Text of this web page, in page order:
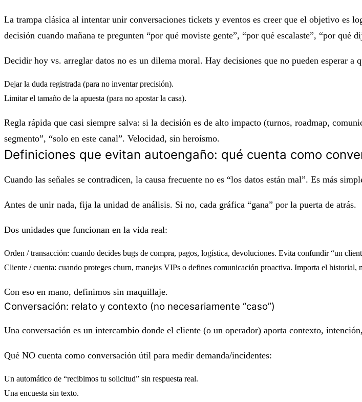
La trampa clásica al intentar unir conversaciones tickets y eventos es creer que el objetivo es
decisión cuando mañana te pregunten “por qué moviste gente”, “por qué escalaste”, “por qué
Decidir hoy vs. arreglar datos no es un dilema moral. Hay decisiones que no pueden esperar a
Dejar la duda registrada (para no inventar precisión).
Limitar el tamaño de la apuesta (para no apostar la casa).
Regla rápida que casi siempre salva: si la decisión es de alto impacto (turnos, roadmap,
segmento”, “solo en este canal”. Velocidad, sin heroísmo.
Definiciones que evitan autoengaño: qué cuenta como
Cuando las señales se contradicen, la causa frecuente no es “los datos están mal”. Es más
Antes de unir nada, fija la unidad de análisis. Si no, cada gráfica “gana” por la puerta de atrás.
Dos unidades que funcionan en la vida real:
Orden / transacción: cuando decides bugs de compra, pagos, logística, devoluciones. Evita confundir “un
Cliente / cuenta: cuando proteges churn, manejas VIPs o defines comunicación proactiva. Importa el historial,
Con eso en mano, definimos sin maquillaje.
Conversación: relato y contexto (no necesariamente “caso”)
Una conversación es un intercambio donde el cliente (o un operador) aporta contexto,
Qué NO cuenta como conversación útil para medir demanda/incidentes:
Un automático de “recibimos tu solicitud” sin respuesta real.
Una encuesta sin texto.